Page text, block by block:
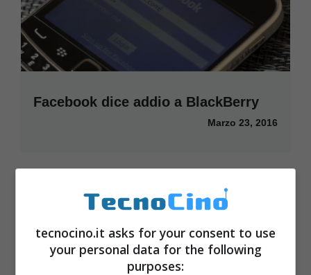
Facebook dice addio a BlackBerry
Marzo 23, 2016
tecnocino.it asks for your consent to use
your personal data for the following
purposes: